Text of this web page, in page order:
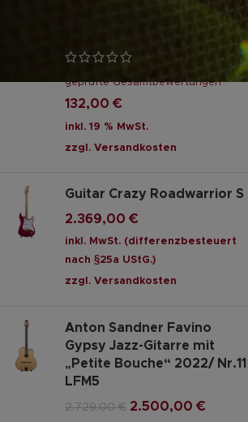
LUKE OD – Steve Lukather
geprüfte Gesamtbewertungen
132,00 €
inkl. 19 % MwSt.
zzgl. Versandkosten
Guitar Crazy Roadwarrior S
2.369,00 €
inkl. MwSt. (differenzbesteuert
nach §25a UStG.)
zzgl. Versandkosten
Anton Sandner Favino
Gypsy Jazz-Gitarre mit
„Petite Bouche“ 2022/ Nr.11
LFM5
2.729,00€ 2.500,00 €